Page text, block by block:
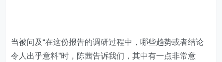
当被问及“在这份报告的调研过程中，哪些趋势或者结论
令人出乎意料”时，陈茜告诉我们，其中有一点非常意